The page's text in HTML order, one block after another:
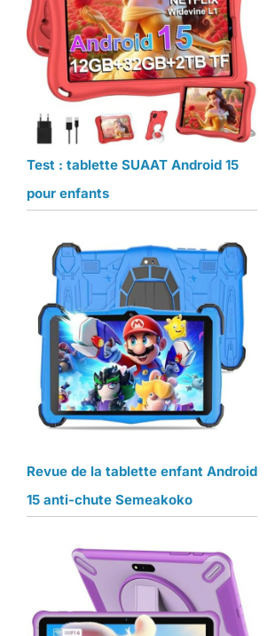
Test : tablette SUAAT Android 15
pour enfants
Revue de la tablette enfant Android
15 anti-chute Semeakoko